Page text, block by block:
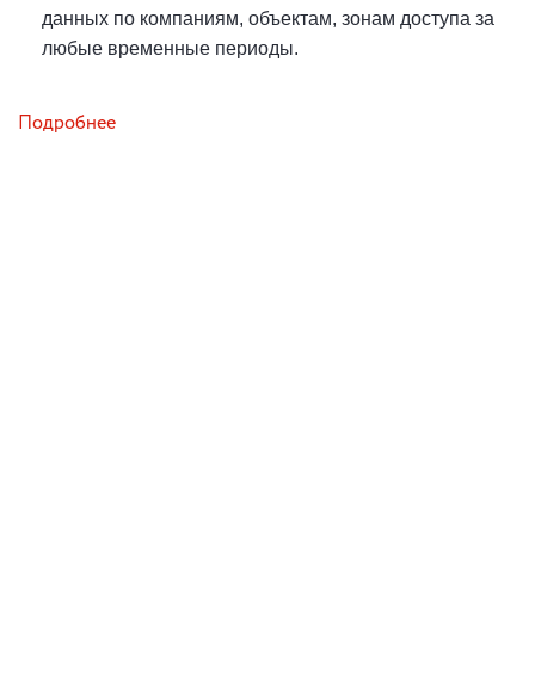
данных по компаниям, объектам, зонам доступа за
любые временные периоды.
Подробнее